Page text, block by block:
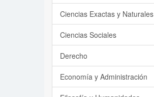
Ciencias Exactas y Naturales
Ciencias Sociales
Derecho
Economía y Administración